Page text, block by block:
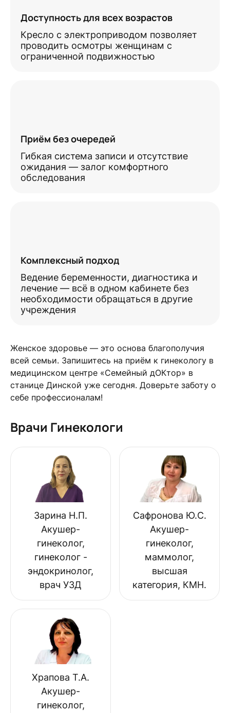
Доступность для всех возрастов
Кресло с электроприводом позволяет
проводить осмотры женщинам с
ограниченной подвижностью
Приём без очередей
Гибкая система записи и отсутствие
ожидания — залог комфортного
обследования
Комплексный подход
Ведение беременности, диагностика и
лечение — всё в одном кабинете без
необходимости обращаться в другие
учреждения
Женское здоровье — это основа благополучия
всей семьи. Запишитесь на приём к гинекологу в
медицинском центре «Семейный дОКтор» в
станице Динской уже сегодня. Доверьте заботу о
себе профессионалам!
Врачи Гинекологи
Зарина Н.П.
Акушер-
гинеколог,
гинеколог -
эндокринолог,
врач УЗД
Сафронова Ю.С.
Акушер-
гинеколог,
маммолог,
высшая
категория, КМН.
Храпова Т.А.
Акушер-
гинеколог,